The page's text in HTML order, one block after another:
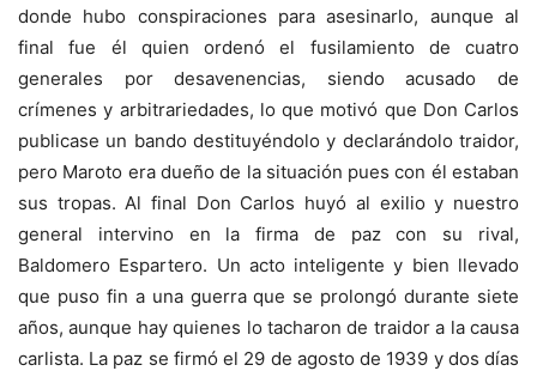
donde hubo conspiraciones para asesinarlo, aunque al
final fue él quien ordenó el fusilamiento de cuatro
generales por desavenencias, siendo acusado de
crímenes y arbitrariedades, lo que motivó que Don Carlos
publicase un bando destituyéndolo y declarándolo traidor,
pero Maroto era dueño de la situación pues con él estaban
sus tropas. Al final Don Carlos huyó al exilio y nuestro
general intervino en la firma de paz con su rival,
Baldomero Espartero. Un acto inteligente y bien llevado
que puso fin a una guerra que se prolongó durante siete
años, aunque hay quienes lo tacharon de traidor a la causa
carlista. La paz se firmó el 29 de agosto de 1939 y dos días